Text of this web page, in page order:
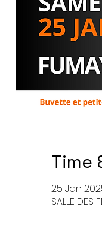
Time
25 Jan
SALLE